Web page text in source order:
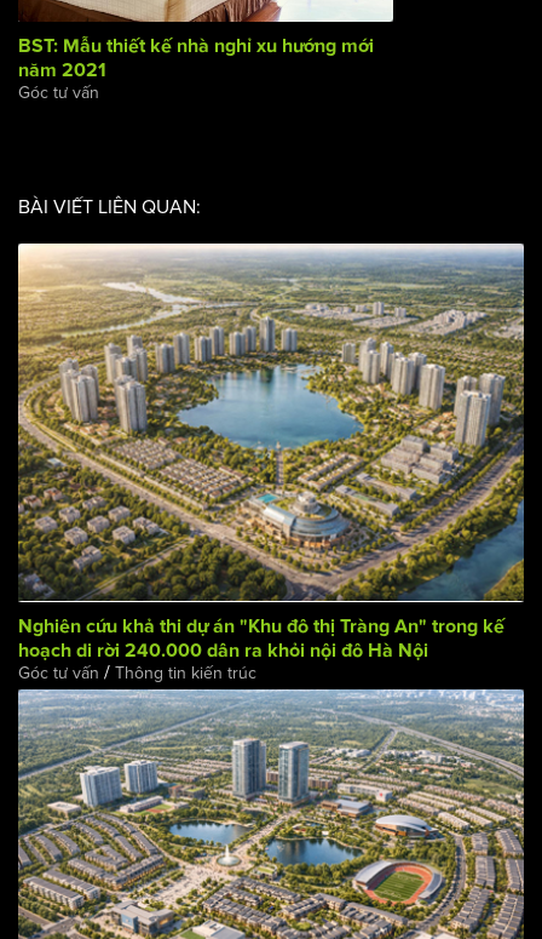
BÀI VIẾT LIÊN QUAN:
Nghiên cứu khả thi dự án "Khu đô thị Tràng An" trong kế
hoạch di rời 240.000 dân ra khỏi nội đô Hà Nội
Góc tư vấn/Thông tin kiến trúc